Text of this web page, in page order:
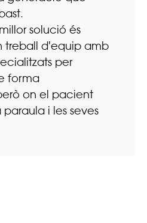
solució és
treball d'equip amb
per
forma
on el pacient
i les seves